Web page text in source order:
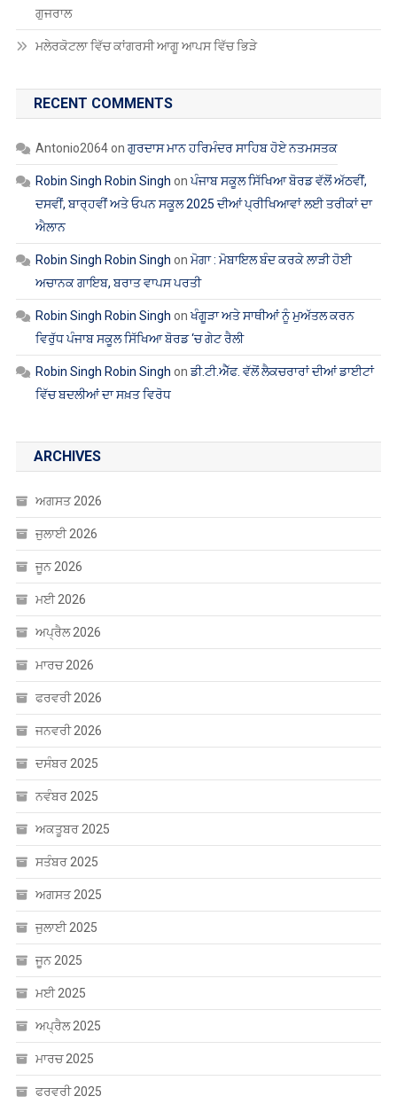
ਗੁਜਰਾਲ
ਮਲੇਰਕੋਟਲਾ ਵਿੱਚ ਕਾਂਗਰਸੀ ਆਗੂ ਆਪਸ ਵਿੱਚ ਭਿੜੇ
RECENT COMMENTS
Antonio2064on ਗੁਰਦਾਸ ਮਾਨ ਹਰਿਮੰਦਰ ਸਾਹਿਬ ਹੋਏ ਨਤਮਸਤਕ
Robin Singh Robin Singh onਪੰਜਾਬ ਸਕੂਲ ਸਿੱਖਿਆ ਬੋਰਡ ਵੱਲੋਂ ਅੱਠਵੀਂ,
ਦਸਵੀਂ, ਬਾਰ੍ਹਵੀਂ ਅਤੇ ਓਪਨ ਸਕੂਲ 2025 ਦੀਆਂ ਪ੍ਰੀਖਿਆਵਾਂ ਲਈ ਤਰੀਕਾਂ ਦਾ
ਐਲਾਨ
Robin Singh Robin Singh on ਮੋਗਾ : ਮੋਬਾਇਲ ਬੰਦ ਕਰਕੇ ਲਾੜੀ ਹੋਈ
ਅਚਾਨਕ ਗਾਇਬ, ਬਰਾਤ ਵਾਪਸ ਪਰਤੀ
Robin Singh Robin Singh onਖੰਗੂੜਾ ਅਤੇ ਸਾਥੀਆਂ ਨੂੰ ਮੁਅੱਤਲ ਕਰਨ
ਵਿਰੁੱਧ ਪੰਜਾਬ ਸਕੂਲ ਸਿੱਖਿਆ ਬੋਰਡ ‘ਚ ਗੇਟ ਰੈਲੀ
Robin Singh Robin Singh onਡੀ.ਟੀ.ਐੱਫ. ਵੱਲੋਂ ਲੈਕਚਰਾਰਾਂ ਦੀਆਂ ਡਾਈਟਾਂ
ਵਿੱਚ ਬਦਲੀਆਂ ਦਾ ਸਖ਼ਤ ਵਿਰੋਧ
ARCHIVES
ਅਗਸਤ 2026
ਜੁਲਾਈ 2026
ਜੂਨ 2026
ਮਈ 2026
ਅਪ੍ਰੈਲ 2026
ਮਾਰਚ 2026
ਫਰਵਰੀ 2026
ਜਨਵਰੀ 2026
ਦਸੰਬਰ 2025
ਨਵੰਬਰ 2025
ਅਕਤੂਬਰ 2025
ਸਤੰਬਰ 2025
ਅਗਸਤ 2025
ਜੁਲਾਈ 2025
ਜੂਨ 2025
ਮਈ 2025
ਅਪ੍ਰੈਲ 2025
ਮਾਰਚ 2025
ਫਰਵਰੀ 2025